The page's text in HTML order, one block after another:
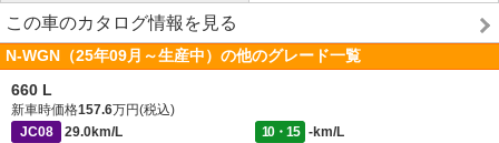
この車のカタログ情報を見る
N-WGN（25年09月～生産中）の他のグレード一覧
660 L
新車時価格157.6万円(税込)
JC08
29.0km/L 10・15
-km/L